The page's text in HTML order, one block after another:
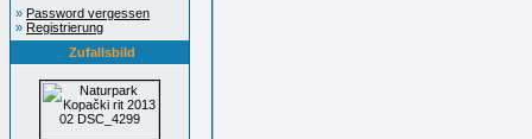
» Password vergessen
» Registrierung
Zufallsbild